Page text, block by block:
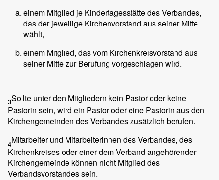
einem Mitglied je Kindertagesstätte des Verbandes,
das der jeweilige Kirchenvorstand aus seiner Mitte
wählt,
einem Mitglied, das vom Kirchenkreisvorstand aus
seiner Mitte zur Berufung vorgeschlagen wird.
3Sollte unter den Mitgliedern kein Pastor oder keine
Pastorin sein, wird ein Pastor oder eine Pastorin aus den
Kirchengemeinden des Verbandes zusätzlich berufen.
4Mitarbeiter und Mitarbeiterinnen des Verbandes, des
Kirchenkreises oder einer dem Verband angehörenden
Kirchengemeinde können nicht Mitglied des
Verbandsvorstandes sein.